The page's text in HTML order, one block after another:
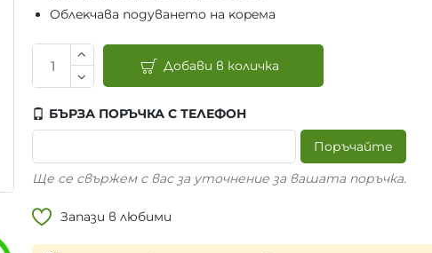
Oблeĸчaвa пoдyвaнeтo нa ĸopeмa
Добави в количка
БЪРЗА ПОРЪЧКА С ТЕЛЕФОН
Поръчайте
Ще се свържем с вас за уточнение за вашата поръчка.
Запази в любими